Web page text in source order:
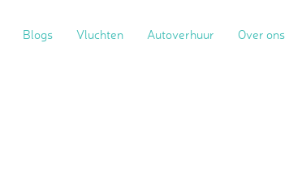
Blogs Vluchten Autoverhuur Over ons